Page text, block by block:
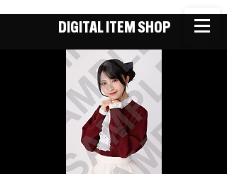
DIGITAL ITEM SHOP